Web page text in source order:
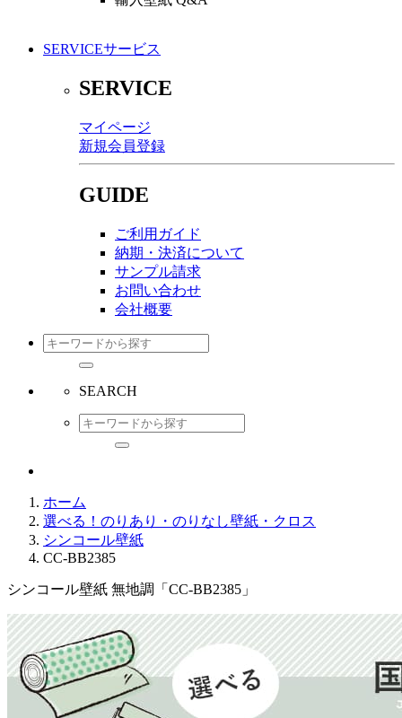
SERVICEサービス
SERVICE
マイページ
新規会員登録
GUIDE
ご利用ガイド
納期・決済について
サンプル請求
お問い合わせ
会社概要
SEARCH
ホーム
選べる！のりあり・のりなし壁紙・クロス
シンコール壁紙
CC-BB2385
シンコール壁紙 無地調「CC-BB2385」